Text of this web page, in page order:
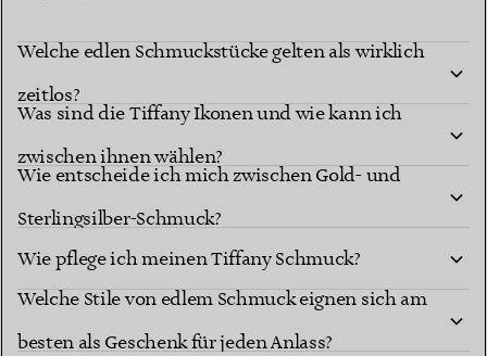
Welche edlen Schmuckstücke gelten als wirklich
zeitlos?
Was sind die Tiffany Ikonen und wie kann ich
zwischen ihnen wählen?
Wie entscheide ich mich zwischen Gold- und
Sterlingsilber-Schmuck?
Wie pflege ich meinen Tiffany Schmuck?
Welche Stile von edlem Schmuck eignen sich am
besten als Geschenk für jeden Anlass?
Wie finde ich die richtige Größe für einen Ring